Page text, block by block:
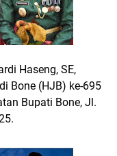
Haseng, SE,
Bone (HJB) ke-695
Bupati Bone, Jl.